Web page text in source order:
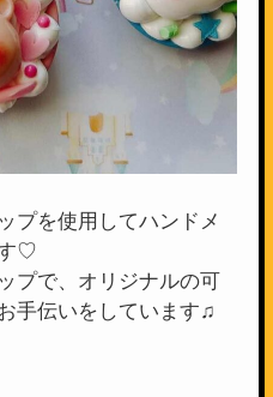
プを使用してハンドメ
♡
プで、オリジナルの可
手伝いをしています♫